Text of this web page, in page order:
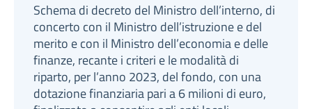
Schema di decreto del Ministro dell’interno, di
concerto con il Ministro dell’istruzione e del
merito e con il Ministro dell’economia e delle
finanze, recante i criteri e le modalità di
riparto, per l’anno 2023, del fondo, con una
dotazione finanziaria pari a 6 milioni di euro,